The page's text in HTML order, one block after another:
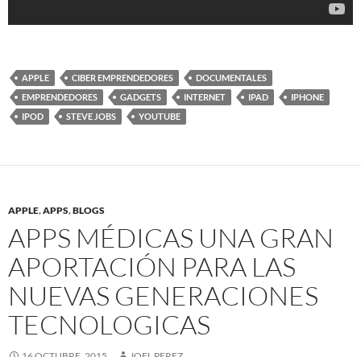
APPLE CIBER EMPRENDEDORES
DOCUMENTALES
EMPRENDEDORES
GADGETS INTERNET IPAD
IPHONE
IPOD
STEVE JOBS YOUTUBE
APPLE,APPS,BLOGS
APPS MÉDICAS UNA GRAN
APORTACIÓN PARA LAS
NUEVAS GENERACIONES
TECNOLOGICAS